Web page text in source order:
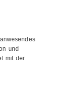
und
mit der